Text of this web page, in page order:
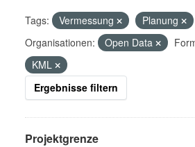
Tags: Vermessung Planung
Organisationen:
Open Data
KML
Ergebnisse filtern
Projektgrenze